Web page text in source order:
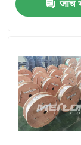
उत्पादों
वीडियो
जांच